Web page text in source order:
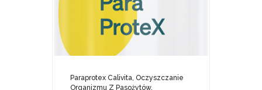
Paraprotex Calivita, Oczyszczanie
Organizmu Z Pasożytów,